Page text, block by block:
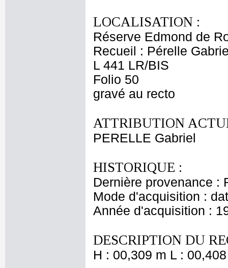
LOCALISATION :
Réserve Edmond de
Recueil : Pérelle
L 441 LR/BIS
Folio 50
gravé au recto
ATTRIBUTION
PERELLE Gabriel
HISTORIQUE :
Dernière provenance :
Mode d'acquisition :
Année d'acquisition :
DESCRIPTION DU
H : 00,309 m L :